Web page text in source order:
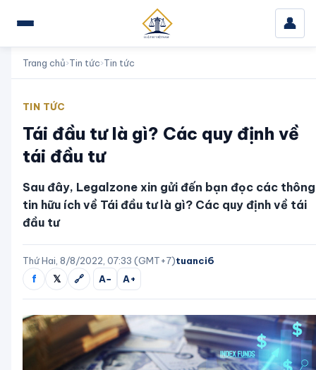
👤
Trang chủ›Tin tức›Tin tức
TIN TỨC
Tái đầu tư là gì? Các quy định về
tái đầu tư
Sau đây, Legalzone xin gửi đến bạn đọc các thông
tin hữu ích về Tái đầu tư là gì? Các quy định về tái
đầu tư
Thứ Hai, 8/8/2022, 07:33 (GMT+7)tuanci6
f 𝕏 🔗 A− A+